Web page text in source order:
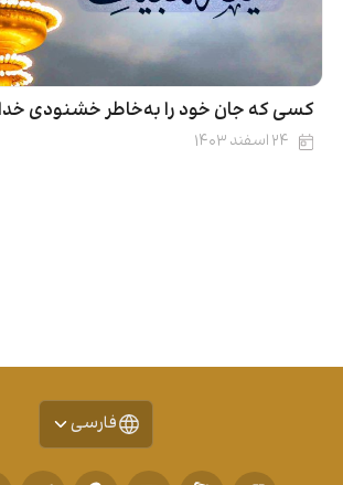
کسی که جان خود را به‌خاطر خشنودی
۲۴ اسفند ۱۴۰۳
فارسی